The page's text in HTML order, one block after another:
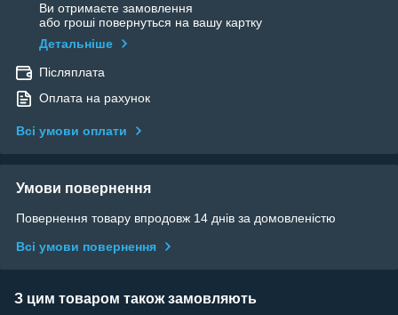
Ви отримаєте замовлення
або гроші повернуться на вашу картку
Детальніше
Післяплата
Оплата на рахунок
Всі умови оплати
Умови повернення
Повернення товару впродовж 14 днів за домовленістю
Всі умови повернення
З цим товаром також замовляють